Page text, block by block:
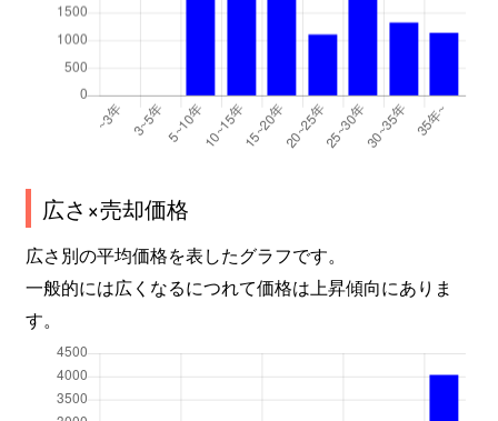
広さ×売却価格
広さ別の平均価格を表したグラフです。
一般的には広くなるにつれて価格は上昇傾向にありま
す。